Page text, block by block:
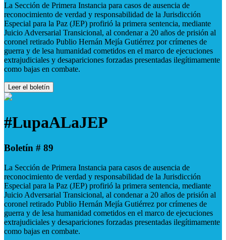
La Sección de Primera Instancia para casos de ausencia de
reconocimiento de verdad y responsabilidad de la Jurisdicción
Especial para la Paz (JEP) profirió la primera sentencia, mediante
Juicio Adversarial Transicional, al condenar a 20 años de prisión al
coronel retirado Publio Hernán Mejía Gutiérrez por crímenes de
guerra y de lesa humanidad cometidos en el marco de ejecuciones
extrajudiciales y desapariciones forzadas presentadas ilegítimamente
como bajas en combate.
Leer el boletín
#LupaALaJEP
Boletín # 89
La Sección de Primera Instancia para casos de ausencia de
reconocimiento de verdad y responsabilidad de la Jurisdicción
Especial para la Paz (JEP) profirió la primera sentencia, mediante
Juicio Adversarial Transicional, al condenar a 20 años de prisión al
coronel retirado Publio Hernán Mejía Gutiérrez por crímenes de
guerra y de lesa humanidad cometidos en el marco de ejecuciones
extrajudiciales y desapariciones forzadas presentadas ilegítimamente
como bajas en combate.